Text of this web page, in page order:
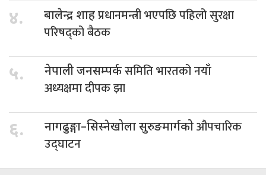
४. बालेन्द्र शाहप्रधानमन्त्री भएपछि पहिलो सुरक्षा
परिषद्को बैठक
५. नेपाली जनसम्पर्कसमिति भारतको नयाँ
अध्यक्षमा दीपक झा
६. नागढुङ्गा–सिस्नेखोला सुरुङमार्गकोऔपचारिक
उद्घाटन